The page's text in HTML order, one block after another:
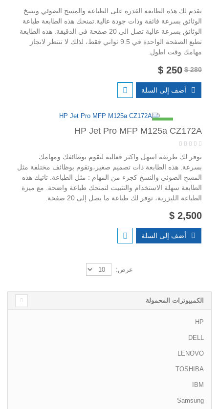
تقدم لك هذه الطابعة القدرة على الطباعة والمسح الضوئي ونسخ
الوثائق بسرعة فائقة وذات جودة عالية.تمنحك هذه الطابعة طباعة
الوثائق بسرعة عالية تصل الى 20 صفحة في الدقيقة. هذه الطابعة
تطبع الصفحة الواحدة في 9.5 ثواني فقط، لذلك لا تنتظر لانجاز
مهامك وقت اطول.
280 $
250 $
أضف إلى السلة
HP Jet Pro MFP M125a CZ172A
توفر لك طريقة اسهل واكثر فعالية لتقوم بوظائفك ومهامك
بسرعة. هذه الطابعة ذات تصميم صغير،وتقوم بوظائف مختلفة مثل
المسح الضوئي والنسخ كجزء من المهام : مثل الطباعة. تاتيك هذه
الطابعة سهلة الاستخدام والتثبيت لتمنحك طباعة واضحة. مع ميزة
الطباعة الليزرية، توفر لك طباعة ما يصل إلى 20 صفحة.
2,500 $
أضف إلى السلة
عرض:
الكمبيوترات المحمولة
HP
DELL
LENOVO
TOSHIBA
IBM
Samsung